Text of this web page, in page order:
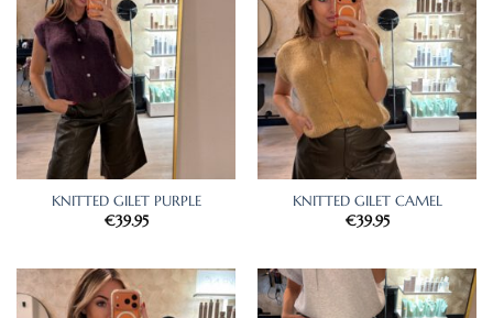
KNITTED GILET PURPLE
€39.95
KNITTED GILET CAMEL
€39.95